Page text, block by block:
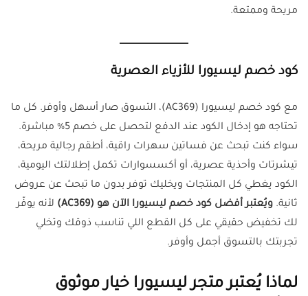
مريحة وممتعة.
كود خصم ليسيورا للأزياء العصرية
مع كود خصم ليسيورا (AC369)، التسوق صار أسهل وأوفر. كل ما
تحتاجه هو إدخال الكود عند الدفع لتحصل على خصم 5% مباشرة.
سواء كنت تبحث عن فساتين سهرات راقية، أطقم رجالية مريحة،
تيشرتات وأحذية عصرية، أو أكسسوارات تكمل إطلالتك اليومية،
الكود يغطي كل المنتجات ويخليك توفر بدون ما تبحث عن عروض
ثانية. ويُعتبر أفضل كود خصم ليسيورا الآن هو (AC369)
لأنه يوفّر
لك تخفيض حقيقي على كل القطع اللي تناسب ذوقك وتخلي
تجربتك بالتسوق أجمل وأوفر.
لماذا يُعتبر متجر ليسيورا خيار موثوق